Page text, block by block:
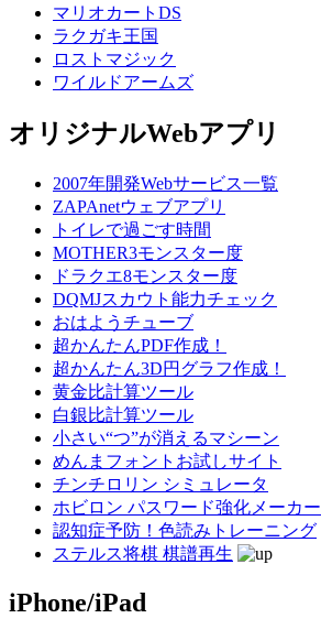
マリオカートDS
ラクガキ王国
ロストマジック
ワイルドアームズ
オリジナルWebアプリ
2007年開発Webサービス一覧
ZAPAnetウェブアプリ
トイレで過ごす時間
MOTHER3モンスター度
ドラクエ8モンスター度
DQMJスカウト能力チェック
おはようチューブ
超かんたんPDF作成！
超かんたん3D円グラフ作成！
黄金比計算ツール
白銀比計算ツール
小さい“つ”が消えるマシーン
めんまフォントお試しサイト
チンチロリン シミュレータ
ホビロン パスワード強化メーカー
認知症予防！色読みトレーニング
ステルス将棋 棋譜再生
iPhone/iPad